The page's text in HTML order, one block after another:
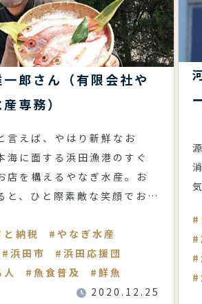
郎さん（有限会社や
専務）
言えば、やはり新鮮なお
海に面する浜田漁港のすぐ
店を構えるやなぎ水産。お
と、ひと際素敵な笑顔でお客
と納税
やなぎ水産
浜田市
浜田応援団
魚食普及
鮮魚
2020.12.25